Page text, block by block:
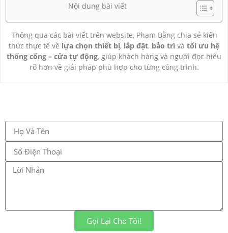
Nội dung bài viết
Thông qua các bài viết trên website, Phạm Bằng chia sẻ kiến
thức thực tế về lựa chọn thiết bị, lắp đặt, bảo trì và tối ưu hệ
thống cổng – cửa tự động, giúp khách hàng và người đọc hiểu
rõ hơn về giải pháp phù hợp cho từng công trình.
Gọi Lại Cho Tôi!